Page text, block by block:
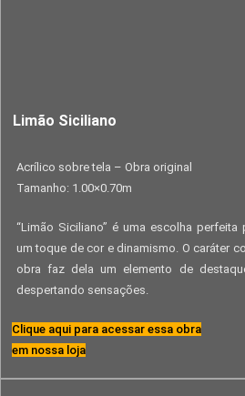
Limão Siciliano
Acrílico sobre tela – Obra original
Tamanho: 1.00×0.70m
“Limão Siciliano” é uma escolha
um toque de cor e dinamismo. O caráter
obra faz dela um elemento de
despertando sensações.
Clique aqui para acessar essa obra
em nossa loja